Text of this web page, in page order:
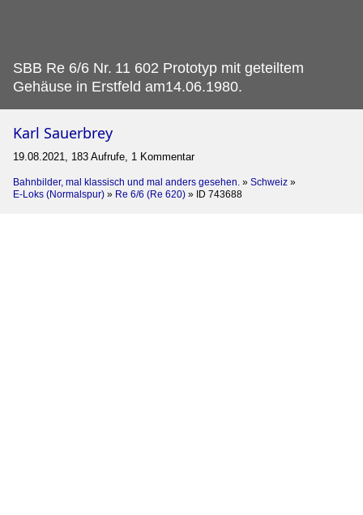
SBB Re 6/6 Nr. 11 602 Prototyp mit geteiltem
Gehäuse in Erstfeld am14.06.1980.
Karl Sauerbrey
19.08.2021, 183 Aufrufe, 1 Kommentar
Bahnbilder, mal klassisch und mal anders gesehen. » Schweiz »
E-Loks (Normalspur) » Re 6/6 (Re 620) » ID 743688